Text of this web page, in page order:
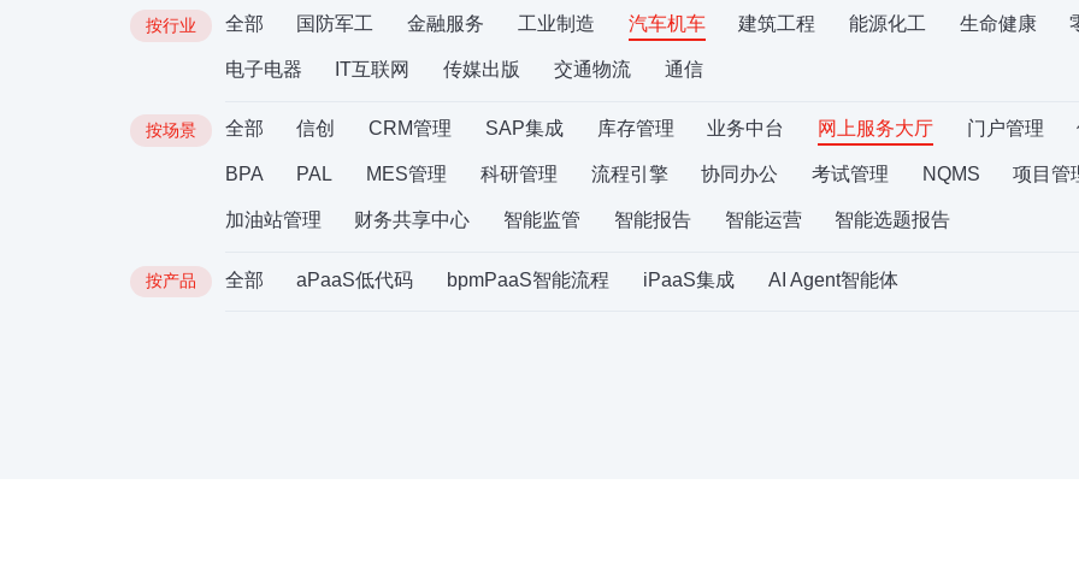
按行业 全部 国防军工 金融服务 工业制造 汽车机车 建筑工程 能源化工 生命健康
电子电器 IT互联网 传媒出版 交通物流 通信
按场景 全部 信创 CRM管理 SAP集成 库存管理 业务中台 网上服务大厅 门户管理
BPA PAL MES管理 科研管理 流程引擎 协同办公 考试管理 NQMS 项目管
加油站管理 财务共享中心 智能监管 智能报告 智能运营 智能选题报告
按产品 全部 aPaaS低代码 bpmPaaS智能流程 iPaaS集成 AI Agent智能体